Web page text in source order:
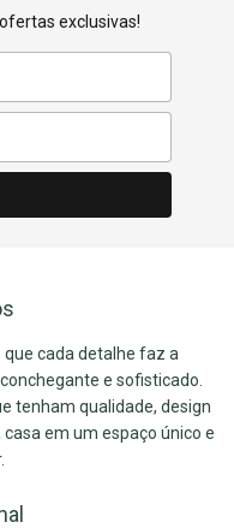
exclusivas!
que cada detalhe faz a
e sofisticado.
tenham qualidade, design
em um espaço único e